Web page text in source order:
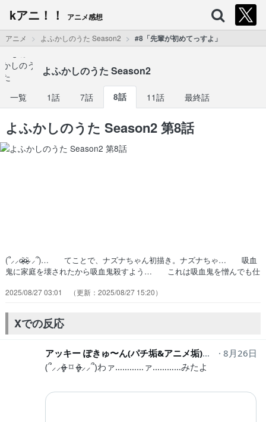
kアニ！！ アニメ感想
アニメ よふかしのうた Season2 #8「先輩が初めてっすよ」
よふかしのうた Season2
一覧 1話 7話 8話 11話 最終話
よふかしのうた Season2 第8話
(՞⸝⸝o̴̶̷̥᷅o̴̶̷̥᷅⸝⸝՞)… てことで、ナズナちゃん初描き。ナズナちゃ… 吸血
鬼に家庭を壊されたから吸血鬼殺すよう… これは吸血鬼を憎んでも仕
沢… 山梨のワイン美味しすぎてボトル7/10く… 対比と変化、素晴
か？… あんなに仲が良かったのに…すぐそこに幸せ… 10年前、ナ
ズナは目代キョウコと親しくな…
2025/08/27 03:01 2025/08/27 15:20
Xでの反応
アッキー ぽきゅ〜ん(パチ垢&アニメ垢)時々､スイーツ垢
8月26日
(՞⸝⸝o̴̶̷̥᷅ ⌑ o̴̶̷̥᷅⸝⸝՞)わァ…………ァ…………みたよ